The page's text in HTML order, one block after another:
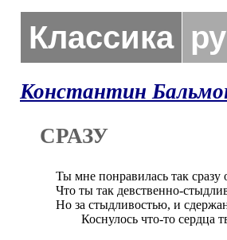
Классика ру
Константин
СРАЗУ
Ты мне понравилась так сразу
Что ты так девственно-
Но за стыдливостью, и
Коснулось что-то сердца